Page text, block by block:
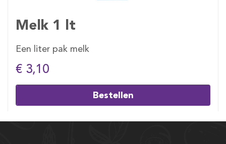
Melk 1 lt
Een liter pak melk
€ 3,10
Bestellen